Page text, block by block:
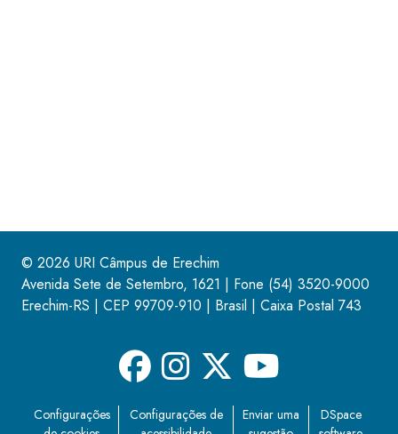
© 2026 URI Câmpus de Erechim
Avenida Sete de Setembro, 1621 | Fone (54) 3520-9000
Erechim-RS | CEP 99709-910 | Brasil | Caixa Postal 743
Configurações
Configurações de
Enviar uma
DSpace